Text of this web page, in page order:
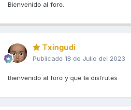
Bienvenido al foro.
Txingudi
Publicado 18 de Julio del 2023
Bienvenido al foro y que la disfrutes